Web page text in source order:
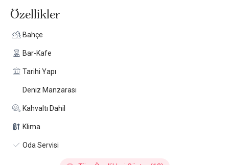
Özellikler
Bahçe
Bar-Kafe
Tarihi Yapı
Deniz Manzarası
Kahvaltı Dahil
Klima
Oda Servisi